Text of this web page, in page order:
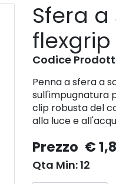
Sfera
Codice
Penna a sfera a
sull'impugnatura
clip robusta del
alla luce e
Prezzo €
Qta Min: 12